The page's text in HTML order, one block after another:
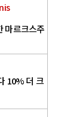
마르크스주
10% 더 크